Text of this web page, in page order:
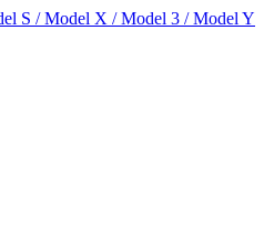
S / Model X / Model 3 / Model Y